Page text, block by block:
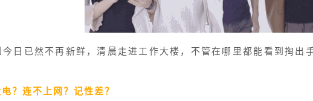
日已然不再新鲜，清晨走进工作大楼，不管在哪里都能看到掏出
？连不上网？记性差？